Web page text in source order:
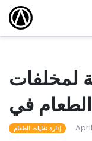
لمخلفات
إدارة نفايات الطعام